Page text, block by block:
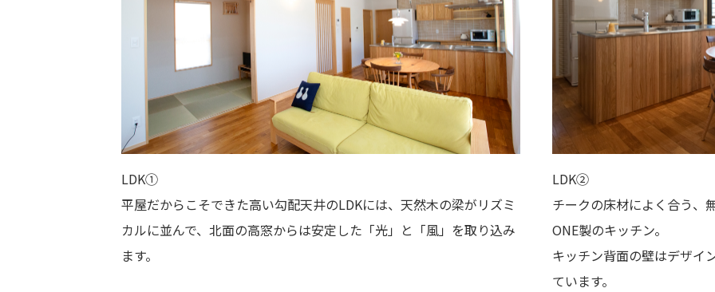
LDK①
平屋だからこそできた高い勾配天井のLDKには、天然木の梁がリズミ
カルに並んで、北面の高窓からは安定した「光」と「風」を取り込み
ます。
LDK②
チークの床材によく合う、
ONE製のキッチン。
キッチン背面の壁はデザイ
ています。